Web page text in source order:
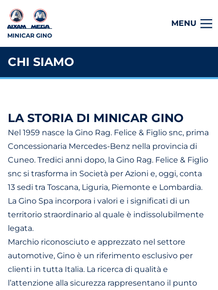
MINICAR GINO
MENU
CHI SIAMO
LA STORIA DI MINICAR GINO
Nel 1959 nasce la Gino Rag. Felice & Figlio snc, prima
Concessionaria Mercedes-Benz nella provincia di
Cuneo. Tredici anni dopo, la Gino Rag. Felice & Figlio
snc si trasforma in Società per Azioni e, oggi, conta
13 sedi tra Toscana, Liguria, Piemonte e Lombardia.
La Gino Spa incorpora i valori e i significati di un
territorio straordinario al quale è indissolubilmente
legata.
Marchio riconosciuto e apprezzato nel settore
automotive, Gino è un riferimento esclusivo per
clienti in tutta Italia. La ricerca di qualità e
l’attenzione alla sicurezza rappresentano il punto